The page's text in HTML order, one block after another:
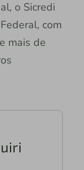
o Sicredi
com
mais de